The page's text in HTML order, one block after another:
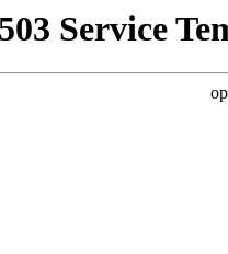
503 Service